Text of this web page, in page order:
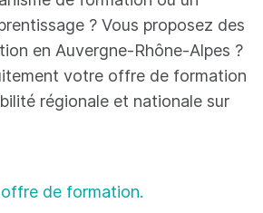
? Vous proposez des
en Auvergne-Rhône-Alpes ?
votre offre de formation
régionale et nationale sur
de formation.